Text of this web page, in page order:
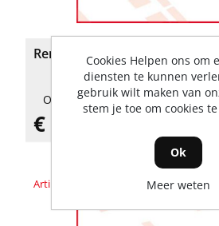
Remblokkenset
Op voorraad
€ 35,54 incl. BTW
Artikelnummer: MCB668SI
Cookies Helpen ons om
diensten te kunnen
gebruik wilt maken van
stem je toe om cookies
Ok
Meer weten